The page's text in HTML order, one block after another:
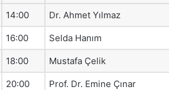
14:00 Dr. Ahmet Yılmaz
16:00 Selda Hanım
18:00 Mustafa Çelik
20:00 Prof. Dr. Emine Çınar